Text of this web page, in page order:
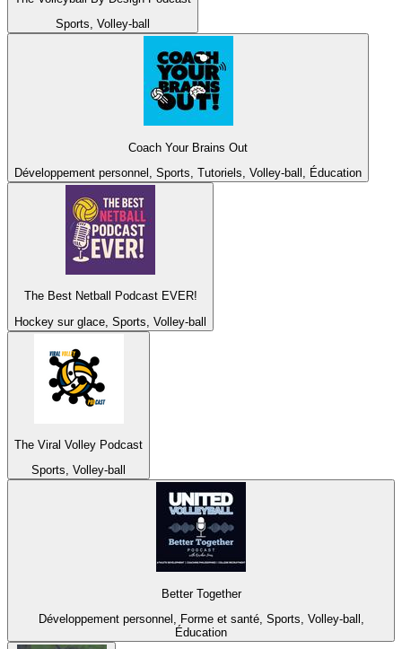
Sports, Volley-ball
Coach Your Brains Out
Développement personnel, Sports, Tutoriels, Volley-ball, Éducation
The Best Netball Podcast EVER!
Hockey sur glace, Sports, Volley-ball
The Viral Volley Podcast
Sports, Volley-ball
Better Together
Développement personnel, Forme et santé, Sports, Volley-ball,
Éducation